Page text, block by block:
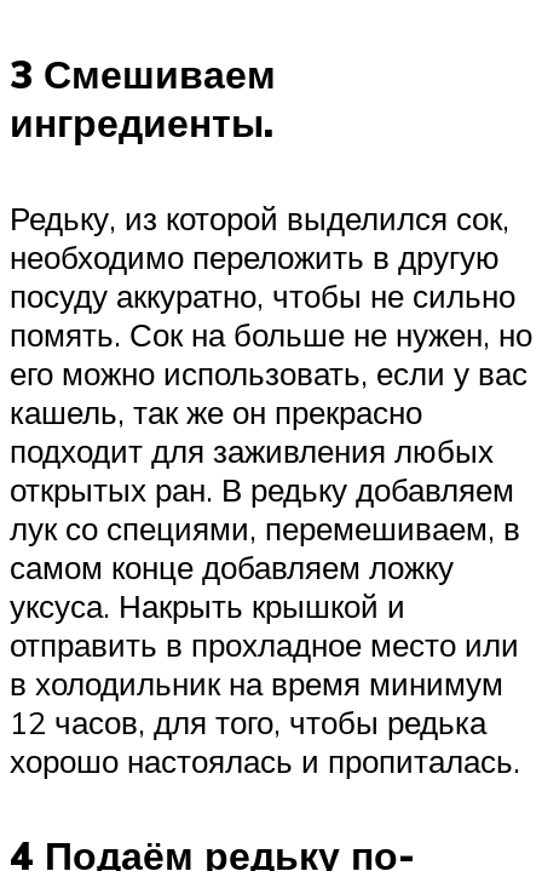
3 Смешиваем
ингредиенты.
Редьку, из которой выделился сок,
необходимо переложить в другую
посуду аккуратно, чтобы не сильно
помять. Сок на больше не нужен, но
его можно использовать, если у вас
кашель, так же он прекрасно
подходит для заживления любых
открытых ран. В редьку добавляем
лук со специями, перемешиваем, в
самом конце добавляем ложку
уксуса. Накрыть крышкой и
отправить в прохладное место или
в холодильник на время минимум
12 часов, для того, чтобы редька
хорошо настоялась и пропиталась.
4 Подаём редьку по-